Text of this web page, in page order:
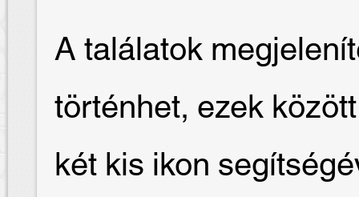
A találatok
történhet, ezek
két kis ikon